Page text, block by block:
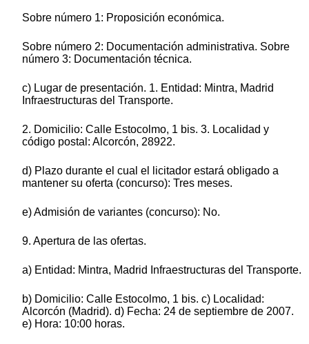
Sobre número 1: Proposición económica.
Sobre número 2: Documentación administrativa. Sobre
número 3: Documentación técnica.
c) Lugar de presentación. 1. Entidad: Mintra, Madrid
Infraestructuras del Transporte.
2. Domicilio: Calle Estocolmo, 1 bis. 3. Localidad y
código postal: Alcorcón, 28922.
d) Plazo durante el cual el licitador estará obligado a
mantener su oferta (concurso): Tres meses.
e) Admisión de variantes (concurso): No.
9. Apertura de las ofertas.
a) Entidad: Mintra, Madrid Infraestructuras del Transporte.
b) Domicilio: Calle Estocolmo, 1 bis. c) Localidad:
Alcorcón (Madrid). d) Fecha: 24 de septiembre de 2007.
e) Hora: 10:00 horas.